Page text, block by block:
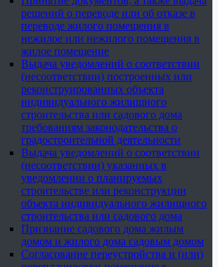
решений о переводе или об отказе в
переводе жилого помещения в
нежилое или нежилого помещения в
жилое помещение
Выдача уведомлений о соответствии
(несоответствии) построенных или
реконструированных объекта
индивидуального жилищного
строительства или садового дома
требованиям законодательства о
градостроительной деятельности
Выдача уведомлений о соответствии
(несоответствии) указанных в
уведомлении о планируемых
строительстве или реконструкции
объекта индивидуального жилищного
строительства или садового дома
Признание садового дома жилым
домом и жилого дома садовым домом
Согласование переустройства и (или)